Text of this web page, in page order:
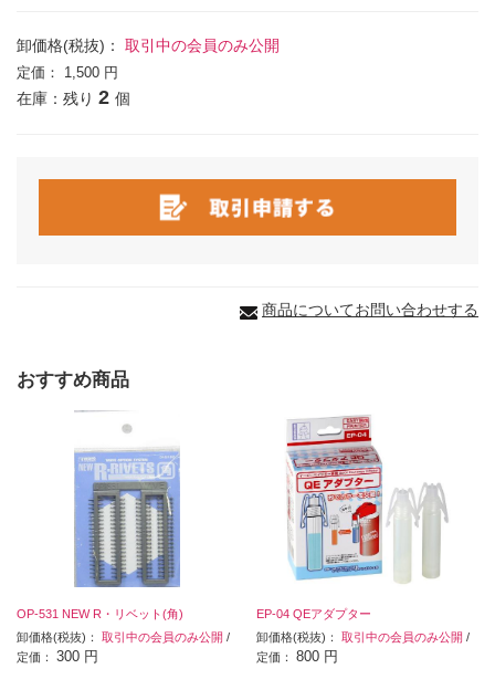
卸価格(税抜)： 取引中の会員のみ公開
定価： 1,500 円
在庫：残り 2 個
商品についてお問い合わせする
おすすめ商品
OP-531 NEW R・リベット(角)
卸価格(税抜)： 取引中の会員のみ公開 /
定価： 300 円
EP-04 QEアダプター
卸価格(税抜)：取引中の会員のみ公開 /
定価：800 円